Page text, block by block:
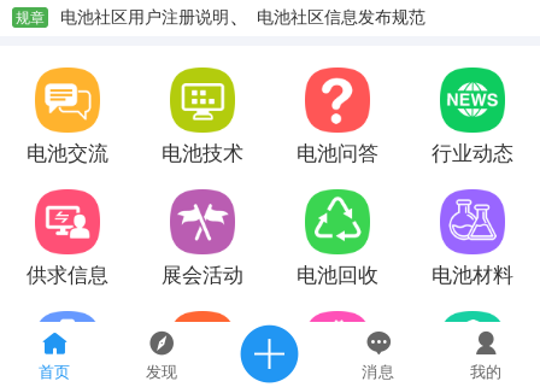
首页 发现 消息 我的
规章 电池社区用户注册说明、 电池社区信息发布规范
电池交流 电池技术 电池问答 行业动态
供求信息 展会活动 电池回收 电池材料